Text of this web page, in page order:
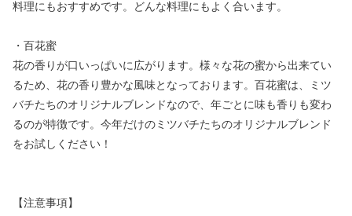
料理にもおすすめです。どんな料理にもよく合います。
・百花蜜
花の香りが口いっぱいに広がります。様々な花の蜜から出来てい
るため、花の香り豊かな風味となっております。百花蜜は、ミツ
バチたちのオリジナルブレンドなので、年ごとに味も香りも変わ
るのが特徴です。今年だけのミツバチたちのオリジナルブレンド
をお試しください！
【注意事項】